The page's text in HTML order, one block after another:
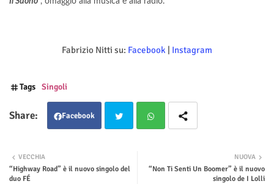
Fabrizio Nitti su: Facebook | Instagram
Tags Singoli
Facebook
ter tsap
NUOVA
“Non Ti Senti Un Boomer” è il nuovo
singolo de I Lolli
VECCHIA
“Highway Road” è il nuovo singolo del
duo FÉ